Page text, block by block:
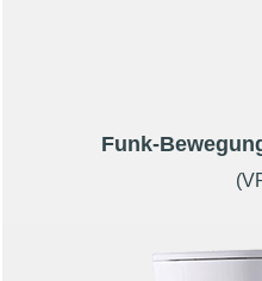
Funk-